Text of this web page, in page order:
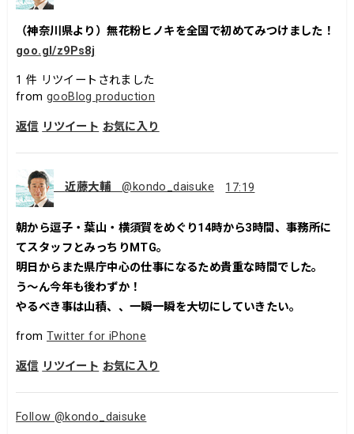
（神奈川県より）無花粉ヒノキを全国で初めてみつけました！
goo.gl/z9Ps8j
1 件 リツイートされました
from gooBlog production
返信 リツイート お気に入り
近藤大輔 @kondo_daisuke 17:19
朝から逗子・葉山・横須賀をめぐり14時から3時間、事務所に
てスタッフとみっちりMTG。
明日からまた県庁中心の仕事になるため貴重な時間でした。
う～ん今年も後わずか！
やるべき事は山積、、一瞬一瞬を大切にしていきたい。
from Twitter for iPhone
返信 リツイート お気に入り
Follow @kondo_daisuke